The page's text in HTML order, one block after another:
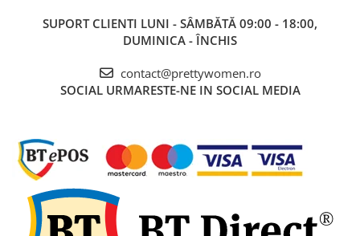
SUPORT CLIENTI LUNI - SÂMBĂTĂ 09:00 - 18:00,
DUMINICA - ÎNCHIS
contact@prettywomen.ro
SOCIAL URMARESTE-NE IN SOCIAL MEDIA